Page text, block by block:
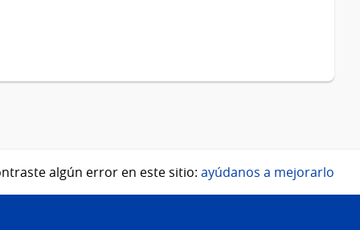
algún error en este sitio: ayúdanos a mejorarlo